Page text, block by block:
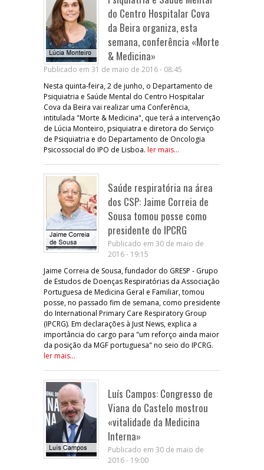
do Centro Hospitalar Cova
da Beira organiza, esta
semana, conferência «Morte
& Medicina»
Publicado em 31 de maio de 2016 - 08:45
Nesta quinta-feira, 2 de junho, o Departamento de
Psiquiatria e Saúde Mental do Centro Hospitalar
Cova da Beira vai realizar uma Conferência,
intitulada "Morte & Medicina", que terá a intervenção
de Lúcia Monteiro, psiquiatra e diretora do Serviço
de Psiquiatria e do Departamento de Oncologia
Psicossocial do IPO de Lisboa. ler mais...
Saúde respiratória na área
dos CSP: Jaime Correia de
Sousa tomou posse como
presidente do IPCRG
Publicado em 30 de maio de
2016 - 19:15
Jaime Correia de Sousa, fundador do GRESP - Grupo
de Estudos de Doenças Respiratórias da Associação
Portuguesa de Medicina Geral e Familiar, tomou
posse, no passado fim de semana, como presidente
do International Primary Care Respiratory Group
(IPCRG). Em declarações à Just News, explica a
importância do cargo para "um reforço ainda maior
da posição da MGF portuguesa" no seio do IPCRG.
ler mais...
Luís Campos: Congresso de
Viana do Castelo mostrou
«vitalidade da Medicina
Interna»
Publicado em 30 de maio de
2016 - 19:00